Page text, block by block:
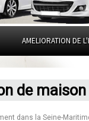
AMELIORATION DE
de
dans la Seine-